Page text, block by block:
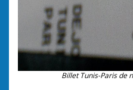
Billet Tunis-Paris de